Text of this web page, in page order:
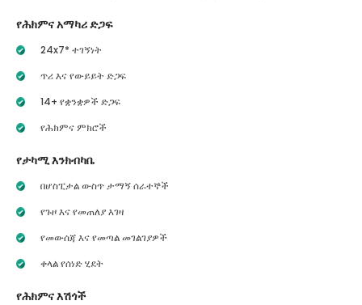
የሕክምና አማካሪ ድጋፍ
24x7* ተገኝነት
ጥሪ እና የውይይት ድጋፍ
14+ የቋንቋዎች ድጋፍ
የሕክምና ምክሮች
የታካሚ እንክብካቤ
በሆስፒታል ውስጥ ታማኝ ሰራተኞች
የጉዞ እና የመጠለያ እገዛ
የመውሰጃ እና የመጣል መገልገያዎች
ቀላል የሰነድ ሂደት
የሕክምና እሽጎች